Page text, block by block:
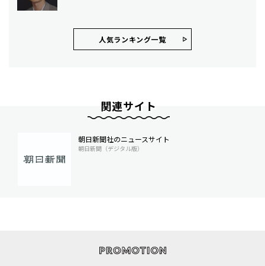
人気ランキング⼀覧
関連サイト
朝日新聞社のニュースサイト
朝日新聞（デジタル版）